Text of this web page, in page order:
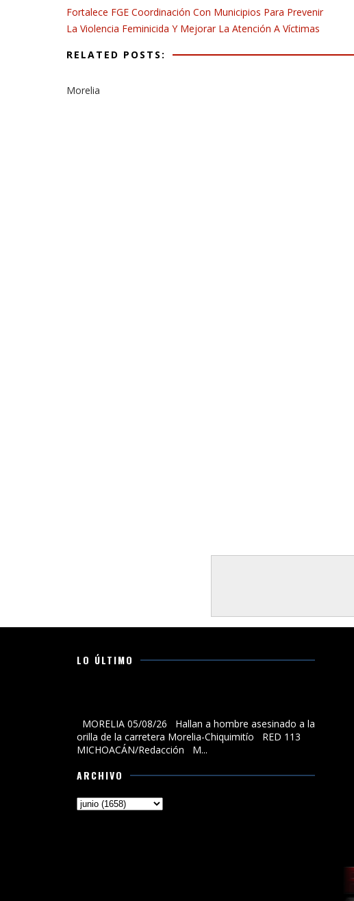
Fortalece FGE Coordinación Con Municipios Para Prevenir
La Violencia Feminicida Y Mejorar La Atención A Víctimas
RELATED POSTS:
Morelia
LO ÚLTIMO
MORELIA 05/08/26 Hallan a hombre asesinado a la
orilla de la carretera Morelia-Chiquimitío RED 113
MICHOACÁN/Redacción M...
ARCHIVO